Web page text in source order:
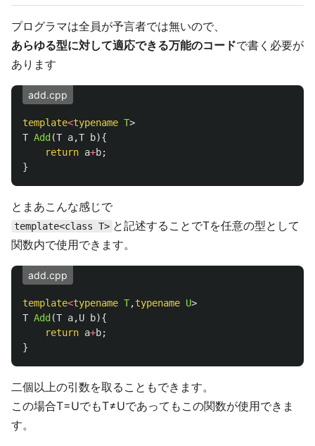
プログラマは全員が予言者では無いので、
あらゆる型に対して適応できる万能のコードで書く必要が
あります
add.cpp
template<typename T>
T Add (T a,T b){
return a+b;
}
とまあこんな感じで
template<class T> と記述することでTを任意の型として
関数内で使用できます。
add.cpp
template<typename T,typename U>
T Add (T a,U b){
return a+b;
}
二個以上の引数を取ることもできます。
この場合T=UでもT≠Uであってもこの関数が使用できま
す。